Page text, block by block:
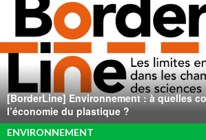
[BorderLine] Environnement : à quelles
l’économie du plastique ?
ENVIRONNEMENT